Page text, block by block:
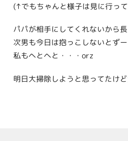
(↑でもちゃんと様子は見に行っ
パパが相手にしてくれないから
次男も今日は抱っこしないとず
私もへとへと・・・orz
明日大掃除しようと思ってたけ